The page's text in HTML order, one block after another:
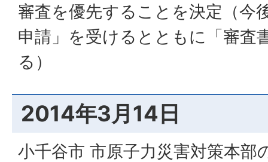
審査を優先することを決定（今
申請」を受けるとともに「審査
る）
2014年3月14日
小千谷市 市原子力災害対策本部